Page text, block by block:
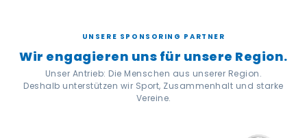
UNSERE SPONSORING PARTNER
Wir engagieren uns für unsere Region.
Unser Antrieb: Die Menschen aus unserer Region.
Deshalb unterstützen wir Sport, Zusammenhalt und starke
Vereine.